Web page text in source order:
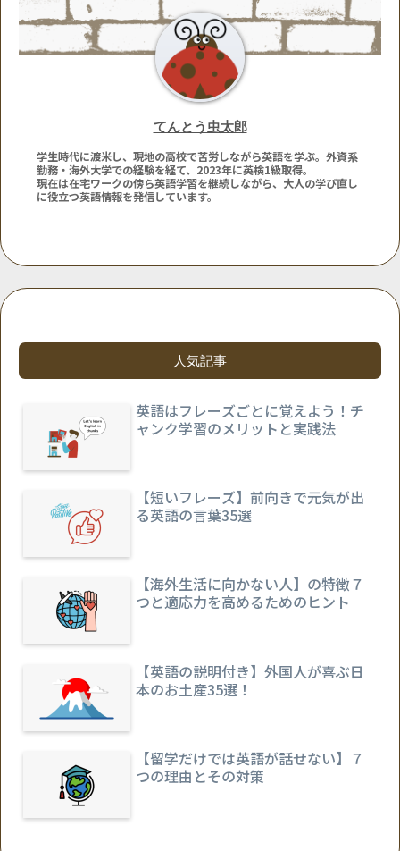
てんとう虫太郎
学生時代に渡米し、現地の高校で苦労しながら英語を学ぶ。外資系
勤務・海外大学での経験を経て、2023年に英検1級取得。
現在は在宅ワークの傍ら英語学習を継続しながら、大人の学び直し
に役立つ英語情報を発信しています。
人気記事
英語はフレーズごとに覚えよう！チ
ャンク学習のメリットと実践法
【短いフレーズ】前向きで元気が出
る英語の言葉35選
【海外生活に向かない人】の特徴７
つと適応力を高めるためのヒント
【英語の説明付き】外国人が喜ぶ日
本のお土産35選！
【留学だけでは英語が話せない】７
つの理由とその対策